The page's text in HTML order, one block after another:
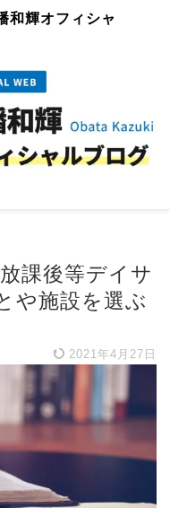
和輝オフィシャ
課後等デイサ
や施設を選ぶ
2021年4月27日